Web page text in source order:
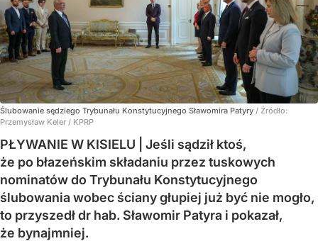
Ślubowanie sędziego Trybunału Konstytucyjnego Sławomira Patyry / Źródło:
Przemysław Keler / KPRP
PŁYWANIE W KISIELU | Jeśli sądził ktoś,
że po błazeńskim składaniu przez tuskowych
nominatów do Trybunału Konstytucyjnego
ślubowania wobec ściany głupiej już być nie mogło,
to przyszedł dr hab. Sławomir Patyra i pokazał,
że bynajmniej.